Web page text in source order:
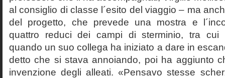
al consiglio di classe l´esito del viaggio – ma
del progetto, che prevede una mostra e
quattro reduci dei campi di sterminio, tra cui
quando un suo collega ha iniziato a dare in
detto che si stava annoiando, poi ha aggiunto
invenzione degli alleati. «Pensavo stesse